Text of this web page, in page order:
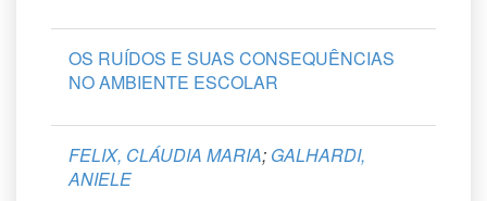
OS RUÍDOS E SUAS CONSEQUÊNCIAS
NO AMBIENTE ESCOLAR
FELIX, CLÁUDIA MARIA; GALHARDI,
ANIELE